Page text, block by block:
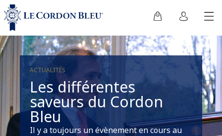
ACTUALITÉS
Les différentes
saveurs du Cordon
Bleu
Il y a toujours un évènement en cours au